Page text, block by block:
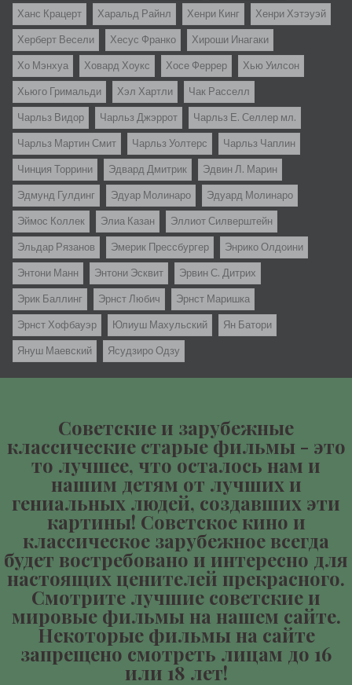
Ханс Крацерт Харальд Райнл Хенри Кинг Хенри Хэтэуэй
Херберт Весели Хесус Франко Хироши Инагаки
Хо Мэнхуа Ховард Хоукс Хосе Феррер Хью Уилсон
Хьюго Гримальди Хэл Хартли Чак Расселл
Чарльз Видор Чарльз Джэррот Чарльз Е. Селлер мл.
Чарльз Мартин Смит Чарльз Уолтерс Чарльз Чаплин
Чинция Торрини Эдвард Дмитрик Эдвин Л. Марин
Эдмунд Гулдинг Эдуар Молинаро Эдуард Молинаро
Эймос Коллек Элиа Казан Эллиот Силверштейн
Эльдар Рязанов Эмерик Прессбургер Энрико Олдоини
Энтони Манн Энтони Эсквит Эрвин С. Дитрих
Эрик Баллинг Эрнст Любич Эрнст Маришка
Эрнст Хофбауэр Юлиуш Махульский Ян Батори
Януш Маевский Ясудзиро Одзу
Советские и зарубежные
классические старые фильмы - это
то лучшее, что осталось нам и
нашим детям от лучших и
гениальных людей, создавших эти
картины! Советское кино и
классическое зарубежное всегда
будет востребовано и интересно для
настоящих ценителей прекрасного.
Смотрите лучшие советские и
мировые фильмы на нашем сайте.
Некоторые фильмы на сайте
запрещено смотреть лицам до 16
или 18 лет!